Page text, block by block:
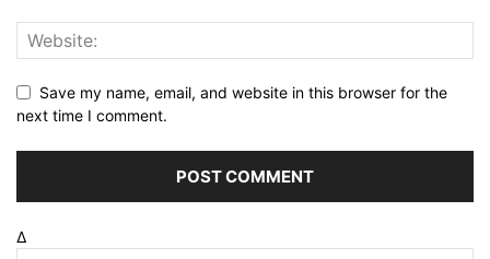
Save my name, email, and website in this browser for the
next time I comment.
Δ